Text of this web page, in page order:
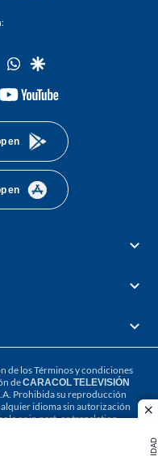
twitterwhatsapp
google
youtube-
en
en
de losTérminos y condiciones
deCARACOL TELEVISIÓN
Prohibida su reproducción
idioma sin autorización
or in part, or translation